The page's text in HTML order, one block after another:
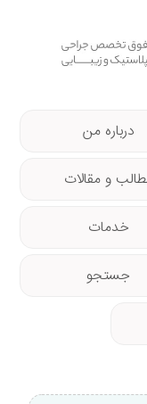
درباره من
و مقالات
خدمات
جستجو